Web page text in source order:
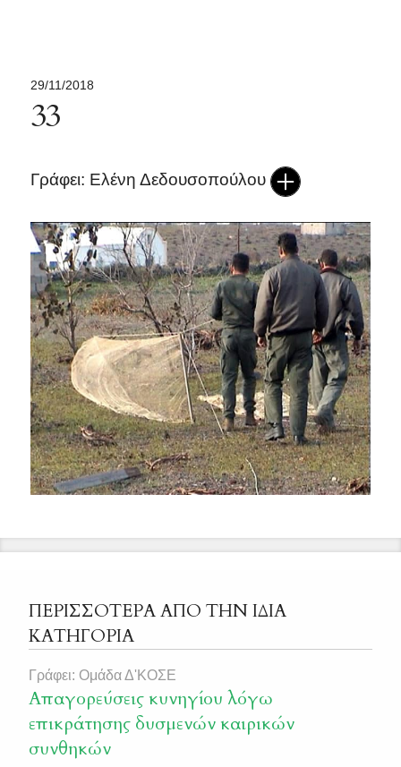
29/11/2018
33
Γράφει: Ελένη Δεδουσοπούλου
ΠΕΡΙΣΣΟΤΕΡΑ ΑΠΟ ΤΗΝ ΙΔΙΑ
ΚΑΤΗΓΟΡΙΑ
Γράφει: Ομάδα Δ'ΚΟΣΕ
Απαγορεύσεις κυνηγίου λόγω
επικράτησης δυσμενών καιρικών
συνθηκών